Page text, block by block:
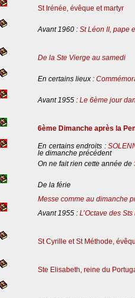
St Irénée, évêque et martyr
Avant 1960 : St Léon II, pape
De la Ste Vierge au samedi
En certains lieux :
Avant 1955 : Le 6ème jour
6ème Dimanche après la
En certains endroits :
le dimanche précédent
On ne fait rien cette année de
De la férie
Messe comme au dimanche
Avant 1955 : L’Octave des
St Cyrille et St Méthode,
Ste Elisabeth, reine du